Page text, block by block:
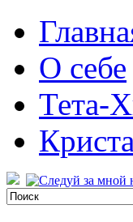
О себе
Тета-